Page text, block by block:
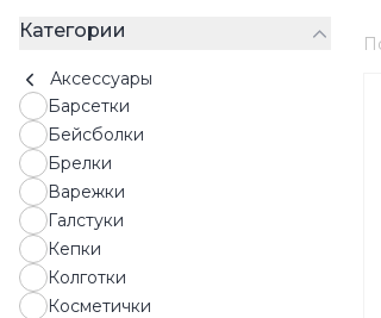
Категории
Аксессуары
Барсетки
Бейсболки
Брелки
Варежки
Галстуки
Кепки
Колготки
Косметички